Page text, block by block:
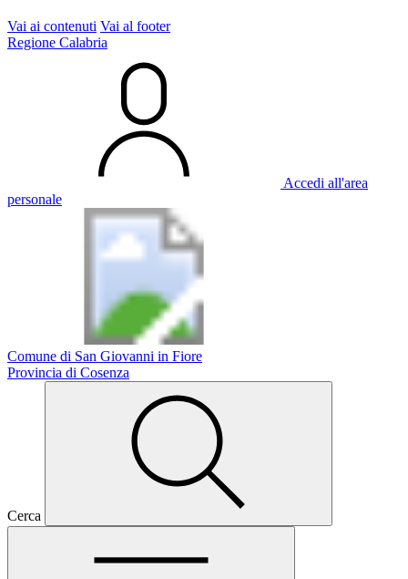
Vai ai contenuti Vai al footer
Regione Calabria
Accedi all'area
personale
Comune di San Giovanni in Fiore
Provincia di Cosenza
Cerca